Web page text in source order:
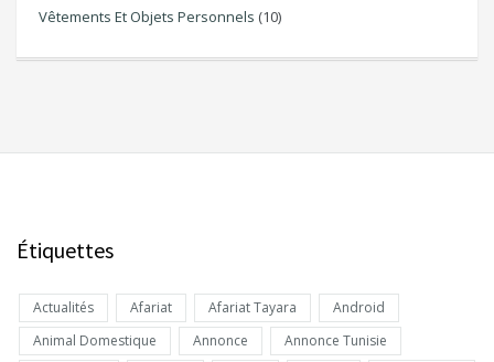
Vêtements Et Objets Personnels (10)
Étiquettes
Actualités Afariat Afariat Tayara
Android
Animal Domestique
Annonce
Annonce Tunisie